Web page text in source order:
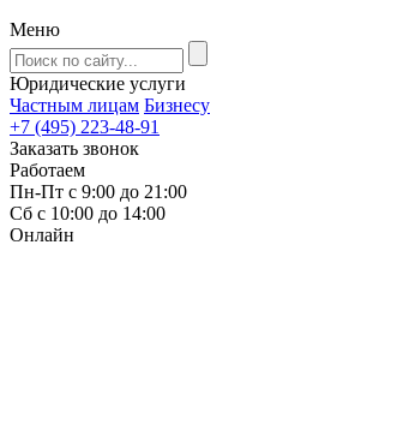
Меню
Юридические услуги
Частным лицам Бизнесу
+7 (495) 223-48-91
Заказать звонок
Работаем
Пн-Пт с 9:00 до 21:00
Сб с 10:00 до 14:00
Онлайн